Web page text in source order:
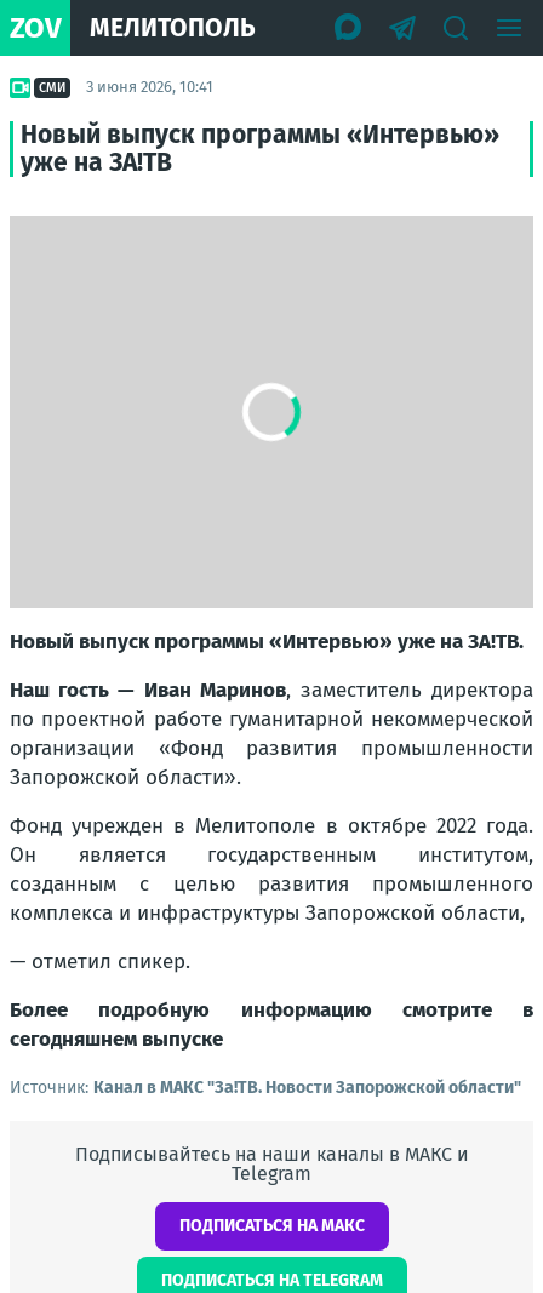
ZOV МЕЛИТОПОЛЬ
СМИ 3 июня 2026, 10:41
Новый выпуск программы «Интервью»
уже на ЗА!ТВ
Новый выпуск программы «Интервью» уже на ЗА!ТВ.
Наш гость — Иван Маринов, заместитель директора
по проектной работе гуманитарной некоммерческой
организации «Фонд развития промышленности
Запорожской области».
Фонд учрежден в Мелитополе в октябре 2022 года.
Он является государственным институтом,
созданным с целью развития промышленного
комплекса и инфраструктуры Запорожской области,
— отметил спикер.
Более подробную информацию смотрите в
сегодняшнем выпуске
Источник: Канал в МАКС "Зa!ТВ. Новости Запорожской области"
Подписывайтесь на наши каналы в МАКС и
Telegram
ПОДПИСАТЬСЯ НА МАКС
ПОДПИСАТЬСЯ НА TELEGRAM